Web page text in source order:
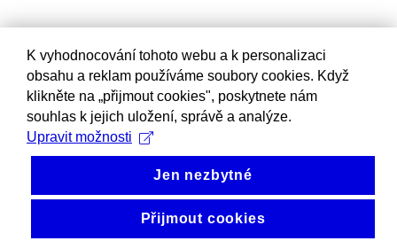
K vyhodnocování tohoto webu a k personalizaci
obsahu a reklam používáme soubory cookies. Když
klikněte na „přijmout cookies", poskytnete nám
souhlas k jejich uložení, správě a analýze.
Upravit možnosti
Jen nezbytné
Přijmout cookies